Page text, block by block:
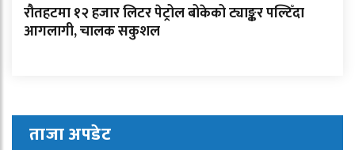
रौतहटमा १२ हजार लिटर पेट्रोल बोकेको ट्याङ्कर पल्टिँदा
आगलागी, चालक सकुशल
ताजा अपडेट